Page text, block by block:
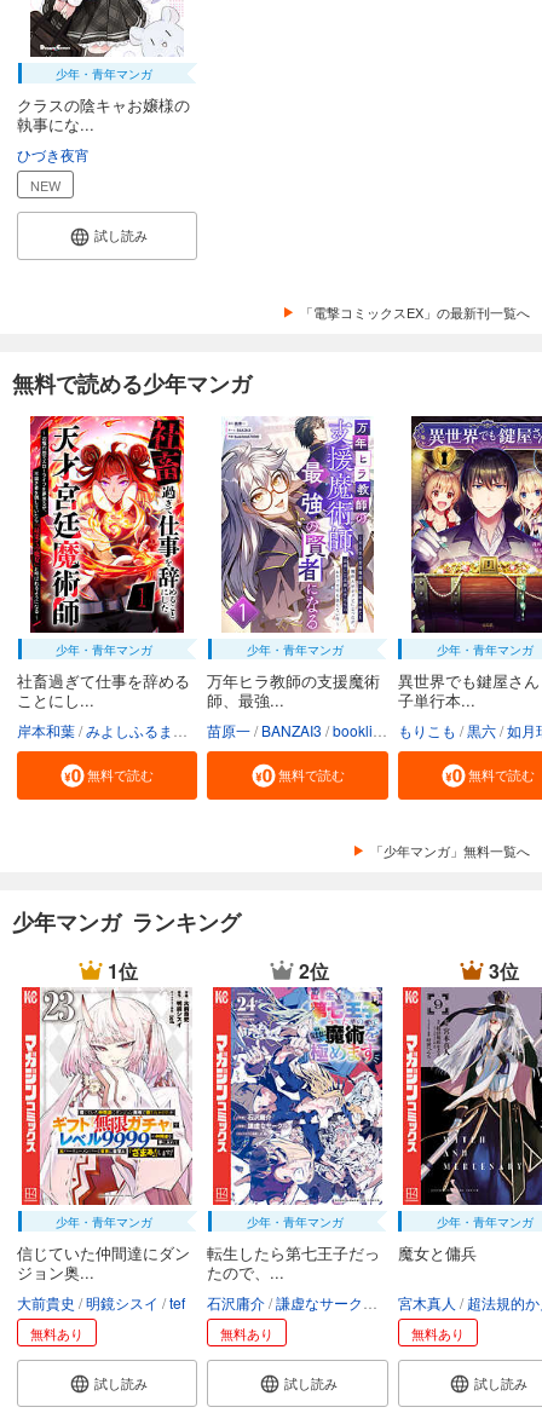
少年・青年マンガ
クラスの陰キャお嬢様の
執事にな...
ひづき夜宵
NEW
試し読み
「電撃コミックスEX」の最新刊一覧へ
無料で読める少年マンガ
少年・青年マンガ
社畜過ぎて仕事を辞める
ことにし...
岸本和葉 みよしふるまち booklistaSTUDIO
無料で読む
少年・青年マンガ
万年ヒラ教師の支援魔術
師、最強...
苗原一 BANZAI3 booklistaSTUDIO
無料で読む
少年・青年マンガ
異世界でも鍵屋さ
子単行本...
もりこも 黒六 如月
無料で読む
「少年マンガ」無料一覧へ
少年マンガ ランキング
1位
少年・青年マンガ
信じていた仲間達にダン
ジョン奥...
大前貴史 明鏡シスイ tef
無料あり
試し読み
2位
少年・青年マンガ
転生したら第七王子だっ
たので、...
石沢庸介 謙虚なサークル メル。
無料あり
試し読み
3位
少年・青年マンガ
魔女と傭兵
宮木真人 超法規的か
無料あり
試し読み